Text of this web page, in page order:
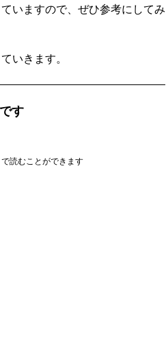
いますので、ぜひ参考にしてみ
いきます。
す
読むことができます